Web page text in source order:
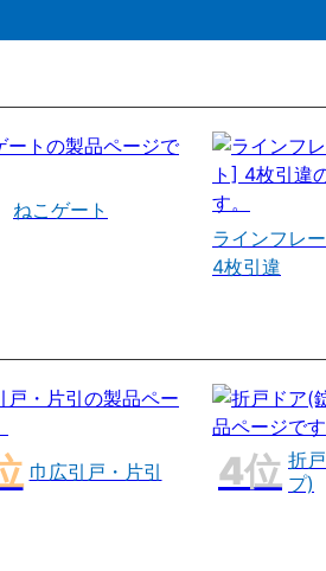
ねこゲート
ラインフレ
4枚引違
巾広引戸・片引
折
プ)